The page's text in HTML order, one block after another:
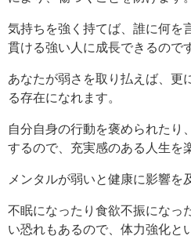
気持ちを強く持てば、誰に何を
貫ける強い人に成長できるので
あなたが弱さを取り払えば、更
る存在になれます。
自分自身の行動を褒められたり
するので、充実感のある人生を
メンタルが弱いと健康に影響を
不眠になったり食欲不振になっ
い恐れもあるので、体力強化と